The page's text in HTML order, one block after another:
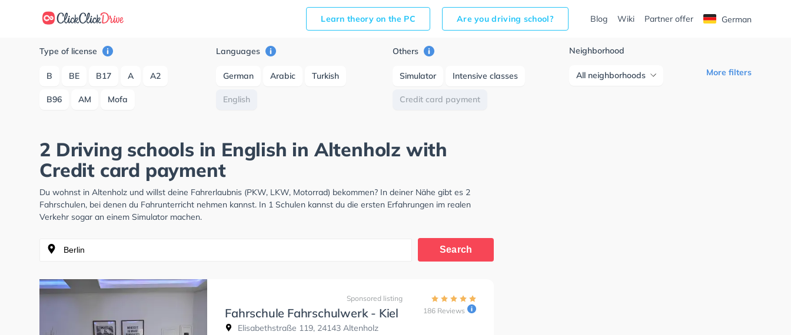
Learn theory on the PC Are you driving school? Blog Wiki Partner offer German
Type of license
B BE B17 A A2
B96 AM Mofa
Languages
German Arabic Turkish
English
Others
Simulator Intensive classes
Credit card payment
Neighborhood
All neighborhoods More filters
2 Driving schools in English in Altenholz with
Credit card payment
Du wohnst in Altenholz und willst deine Fahrerlaubnis (PKW, LKW, Motorrad) bekommen? In deiner Nähe gibt es 2
Fahrschulen, bei denen du Fahrunterricht nehmen kannst. In 1 Schulen kannst du die ersten Erfahrungen im realen
Verkehr sogar an einem Simulator machen.
Search
Fahrschule Fahrschulwerk - Kiel
Elisabethstraße 119, 24143 Altenholz
Sponsored listing
186 Reviews